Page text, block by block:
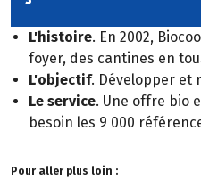
L'histoire. En 2002,
foyer, des cantines en
L'objectif. Développer et
Le service. Une offre bio
besoin les 9 000
Pour aller plus loin :